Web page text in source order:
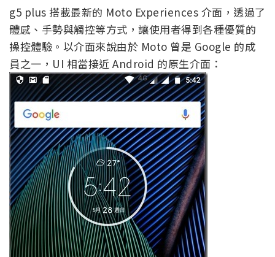
g5 plus 搭載最新的 Moto Experiences 介面，透過了
體感、手勢與觸控等方式，讓使用者得到各種優質的
操控體驗。以介面來說由於 Moto 曾是 Google 的成
員之一，UI 相當接近 Android 的原生介面：